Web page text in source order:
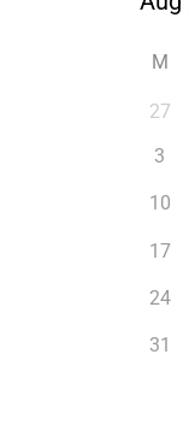
M
27
3
10
17
24
31